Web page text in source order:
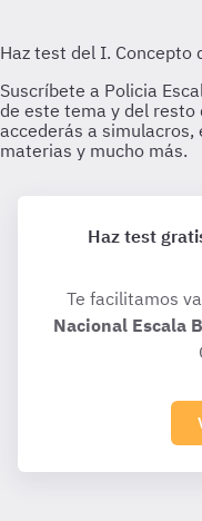
Haz test
Te facilitamos
Nacional Escala